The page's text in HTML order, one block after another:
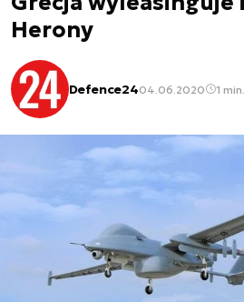
Herony
Defence2404.06.2020 1 min.